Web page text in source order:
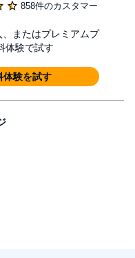
858件のカスタマー
、またはプレミアムプ
体験で試す
体験を試す